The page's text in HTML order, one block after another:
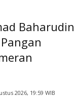
Baharudin
2026, 19:59 WIB